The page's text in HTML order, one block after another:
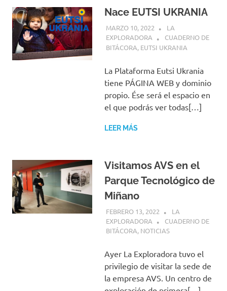
Nace EUTSI UKRANIA
MARZO 10, 2022
LA
EXPLORADORA
CUADERNO DE
BITÁCORA, EUTSI UKRANIA
La Plataforma Eutsi Ukrania
tiene PÁGINA WEB y dominio
propio. Ése será el espacio en
el que podrás ver todas[…]
LEER MÁS
Visitamos AVS en el
Parque Tecnológico de
Miñano
FEBRERO 13, 2022
LA
EXPLORADORA
CUADERNO DE
BITÁCORA, NOTICIAS
Ayer La Exploradora tuvo el
privilegio de visitar la sede de
la empresa AVS. Un centro de